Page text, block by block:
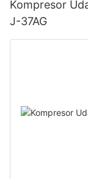
Kompresor
J-37AG